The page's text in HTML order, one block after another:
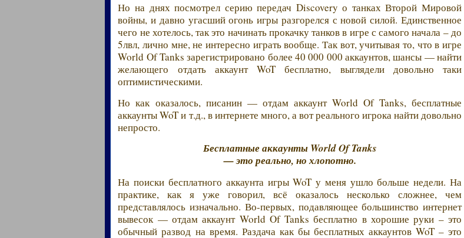
Но на днях посмотрел серию передач Discovery о танках Второй Мировой
войны, и давно угасший огонь игры разгорелся с новой силой. Единственное
чего не хотелось, так это начинать прокачку танков в игре с самого начала – до
5лвл, лично мне, не интересно играть вообще. Так вот, учитывая то, что в игре
World Of Tanks зарегистрировано более 40 000 000 аккаунтов, шансы — найти
желающего отдать аккаунт WoT бесплатно, выглядели довольно таки
оптимистическими.
Но как оказалось, писанин — отдам аккаунт World Of Tanks, бесплатные
аккаунты WoT и т.д., в интернете много, а вот реального игрока найти довольно
непросто.
Бесплатные аккаунты World Of Tanks
— это реально, но хлопотно.
На поиски бесплатного аккаунта игры WoT у меня ушло больше недели. На
практике, как я уже говорил, всё оказалось несколько сложнее, чем
представлялось изначально. Во-первых, подавляющее большинство интернет
вывесок — отдам аккаунт World Of Tanks бесплатно в хорошие руки – это
обычный развод на время. Раздача как бы бесплатных аккаунтов WoT – это